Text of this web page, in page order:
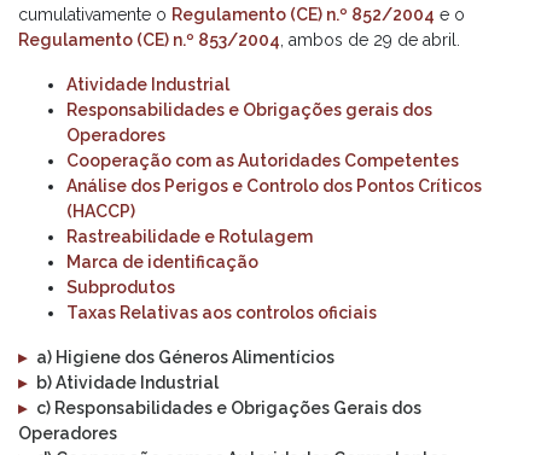
cumulativamente o Regulamento (CE) n.º 852/2004 e o
Regulamento (CE) n.º 853/2004 , ambos de 29 de abril.
Atividade Industrial
Responsabilidades e Obrigações gerais dos
Operadores
Cooperação com as Autoridades Competentes
Análise dos Perigos e Controlo dos Pontos Críticos
(HACCP)
Rastreabilidade e Rotulagem
Marca de identificação
Subprodutos
Taxas Relativas aos controlos oficiais
▸ a) Higiene dos Géneros Alimentícios
▸
b) Atividade Industrial
▸ c) Responsabilidades e Obrigações Gerais dos
Operadores